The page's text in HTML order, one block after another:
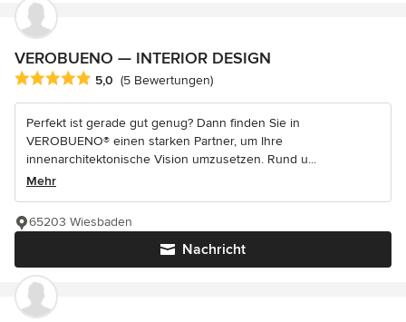
VEROBUENO — INTERIOR DESIGN
Durchschnittliche Bewertung: 5 von 5 Sternen
5,0 (5 Bewertungen)
Perfekt ist gerade gut genug? Dann finden Sie in
VEROBUENO® einen starken Partner, um Ihre
innenarchitektonische Vision umzusetzen. Rund u...
Mehr
Nachricht
65203 Wiesbaden